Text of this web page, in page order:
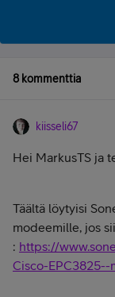
8 kommenttia
kiisseli67
Hei MarkusTS ja
Täältä löytyisi
modeemille, jos
: https://
Cisco-